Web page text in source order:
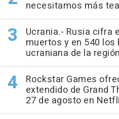
necesitamos más
Ucrania.- Rusia cifra
muertos y en 540
ucraniana de la
Rockstar Games
extendido de Grand
27 de agosto en